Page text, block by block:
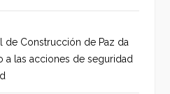
de Construcción de Paz da
a las acciones de seguridad